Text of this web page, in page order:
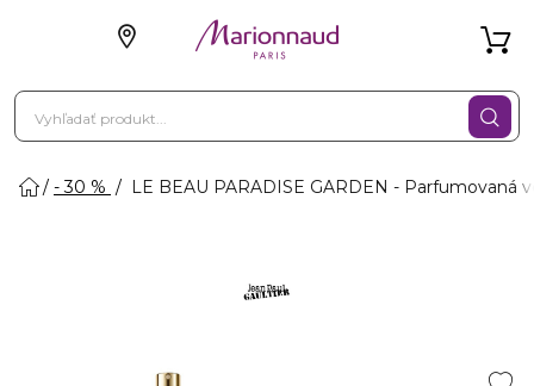
- 30 % LE BEAU PARADISE GARDEN - Parfumovaná